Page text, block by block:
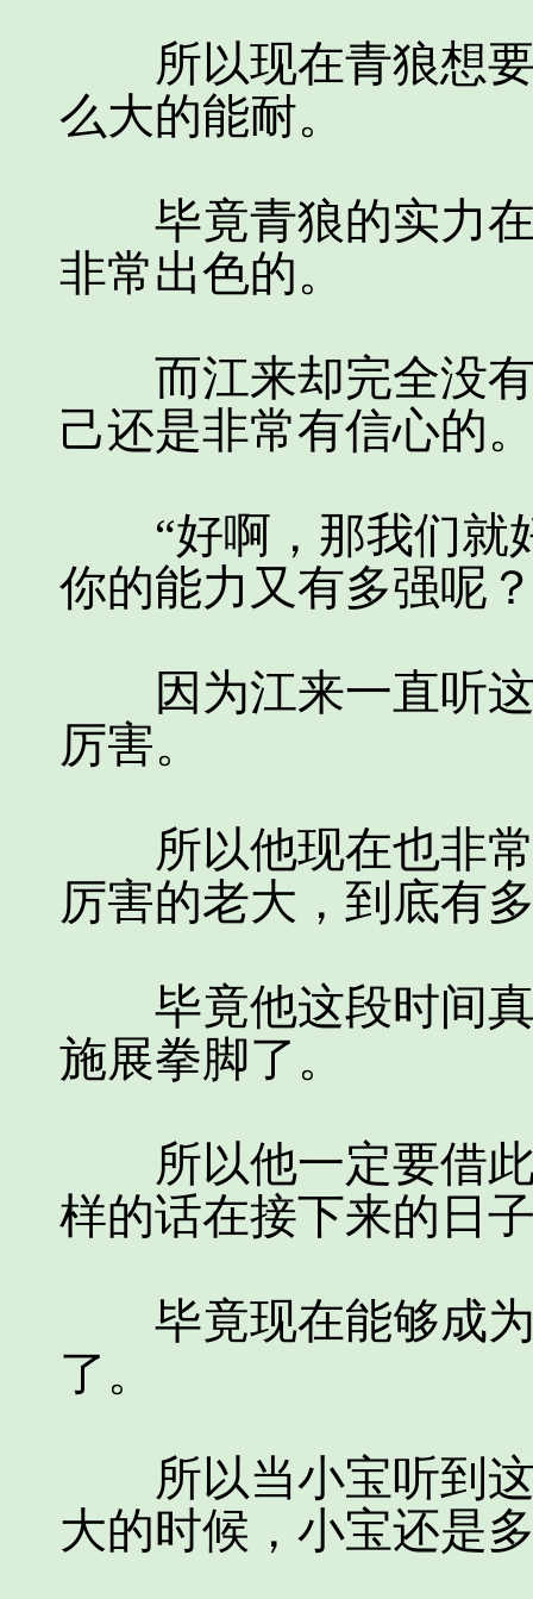
所以现在青狼想要
么大的能耐。
毕竟青狼的实力在
非常出色的。
而江来却完全没有
己还是非常有信心的
“好啊，那我们就
你的能力又有多强呢
因为江来一直听这
厉害。
所以他现在也非常
厉害的老大，到底有
毕竟他这段时间真
施展拳脚了。
所以他一定要借此
样的话在接下来的日
毕竟现在能够成为
了。
所以当小宝听到这
大的时候，小宝还是